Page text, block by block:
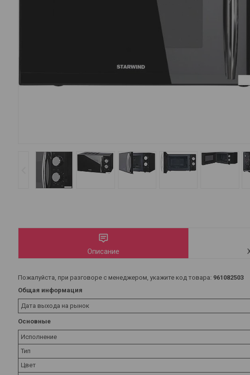
Описание
Пожалуйста, при разговоре с менеджером, укажите код товара: 961082503
Общая информация
Дата выхода на рынок
Основные
Исполнение
Тип
Цвет